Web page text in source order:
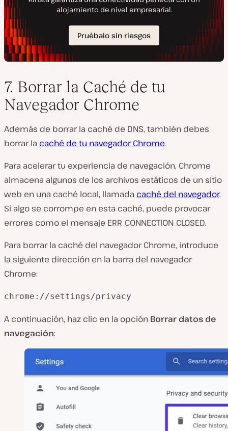
7. Borrar la Caché de tu
Navegador Chrome
Además de borrarla caché de DNS, también debes
borrar la caché de tu navegador Chrome.
Para acelerar tu experiencia de navegación, Chrome
almacena algunos de los archivos estáticos de un sitio
web en una caché local, llamada caché del navegador.
Si algo se corrompe en esta caché, puede provocar
errores como el mensaje ERR_CONNECTION_CLOSED.
Para borrar la caché del navegadorChrome, introduce
la siguiente dirección en la barra del navegador
Chrome:
chrome://settings/privacy
A continuación, haz clic en la opción Borrar datos de
navegación: